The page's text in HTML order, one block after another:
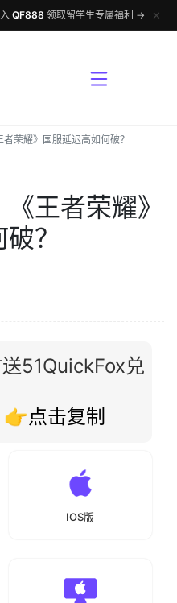
QF888 领取留学生专属福利 → ✕
荣耀》国服延迟高如何破？
王者荣耀》
？
51QuickFox兑
👉点击复制
IOS版